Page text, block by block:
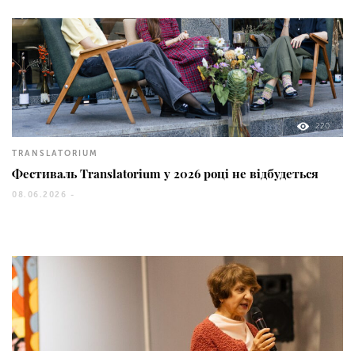
220
TRANSLATORIUM
Фестиваль Translatorium у 2026 році не відбудеться
08.06.2026 -